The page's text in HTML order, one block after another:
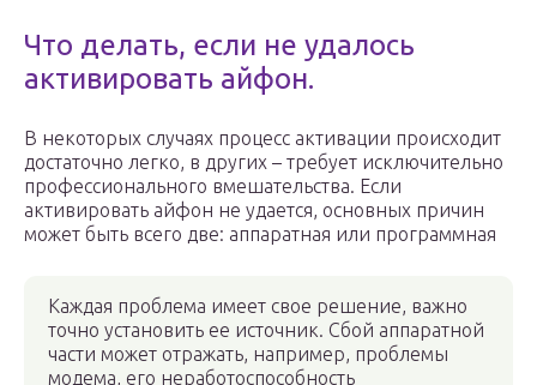
Что делать, если не удалось
активировать айфон.
В некоторых случаях процесс активации происходит
достаточно легко, в других – требует исключительно
профессионального вмешательства. Если
активировать айфон не удается, основных причин
может быть всего две: аппаратная или программная
Каждая проблема имеет свое решение, важно
точно установить ее источник. Сбой аппаратной
части может отражать, например, проблемы
модема, его неработоспособность